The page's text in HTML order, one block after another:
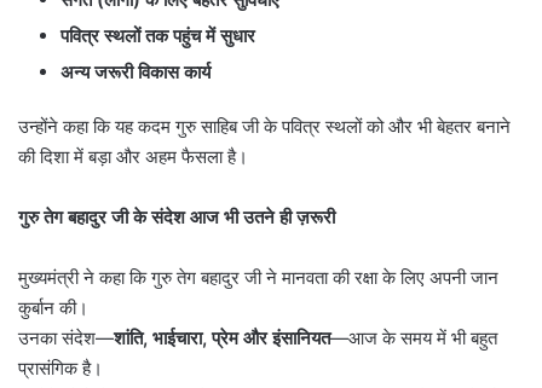
पवित्र स्थलों तक पहुंच में सुधार
अन्य जरूरी विकास कार्य
उन्होंने कहा कि यह कदम गुरु साहिब जी के पवित्र स्थलों को और भी बेहतर बनाने
की दिशा में बड़ा और अहम फैसला है।
गुरु तेग बहादुर जी के संदेश आज भी उतने ही ज़रूरी
मुख्यमंत्री ने कहा कि गुरु तेग बहादुर जी ने मानवता की रक्षा के लिए अपनी जान
कुर्बान की।
उनका संदेश—शांति, भाईचारा,प्रेम और इंसानियत—आज के समय में भी बहुत
प्रासंगिक है।